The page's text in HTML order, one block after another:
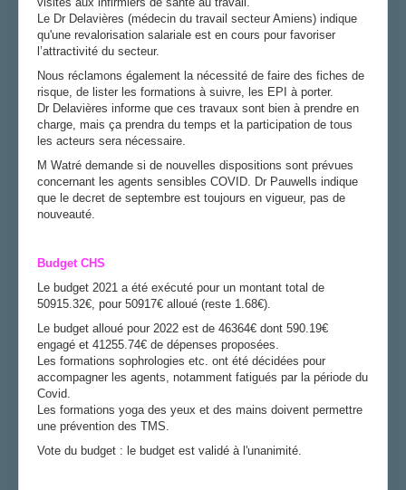
Le Dr Delavières (médecin du travail secteur Amiens) indique
qu'une revalorisation salariale est en cours pour favoriser
l’attractivité du secteur.
Nous réclamons également la nécessité de faire des fiches de
risque, de lister les formations à suivre, les EPI à porter.
Dr Delavières informe que ces travaux sont bien à prendre en
charge, mais ça prendra du temps et la participation de tous
les acteurs sera nécessaire.
M Watré demande si de nouvelles dispositions sont prévues
concernant les agents sensibles COVID. Dr Pauwells indique
que le decret de septembre est toujours en vigueur, pas de
nouveauté.
Budget CHS
Le budget 2021 a été exécuté pour un montant total de
50915.32€, pour 50917€ alloué (reste 1.68€).
Le budget alloué pour 2022 est de 46364€ dont 590.19€
engagé et 41255.74€ de dépenses proposées.
Les formations sophrologies etc. ont été décidées pour
accompagner les agents, notamment fatigués par la période du
Covid.
Les formations yoga des yeux et des mains doivent permettre
une prévention des TMS.
Vote du budget : le budget est validé à l'unanimité.